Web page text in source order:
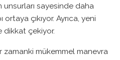
unsurları sayesinde daha
çıkıyor. Ayrıca, yeni
dikkat çekiyor.
zamanki mükemmel manevra